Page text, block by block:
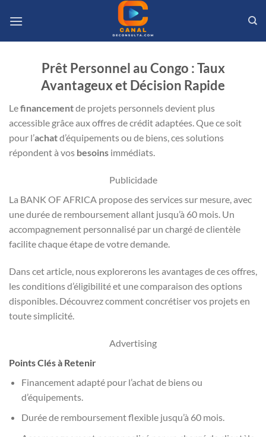
Prêt Personnel au Congo : Taux
Avantageux et Décision Rapide
Lefinancementde projets personnels devient plus
accessible grâce aux offres de crédit adaptées. Que ce soit
pour l’achatd’équipements ou de biens, ces solutions
répondent à vos besoins immédiats.
Publicidade
La BANK OF AFRICA propose des services sur mesure, avec
une durée de remboursement allant jusqu’à 60 mois. Un
accompagnement personnalisé par un chargé de clientèle
facilite chaque étape de votre demande.
Dans cet article, nous explorerons les avantages de ces offres,
les conditions d’éligibilité et une comparaison des options
disponibles. Découvrez comment concrétiser vos projets en
toute simplicité.
Advertising
Points Clés à Retenir
Financement adapté pour l’achat de biens ou
d’équipements.
Durée de remboursement flexible jusqu’à 60 mois.